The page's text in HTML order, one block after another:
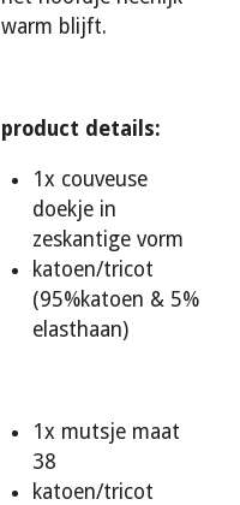
warm blijft.
product details:
1x couveuse
doekje in
zeskantige vorm
katoen/tricot
(95%katoen & 5%
elasthaan)
1x mutsje maat
38
katoen/tricot